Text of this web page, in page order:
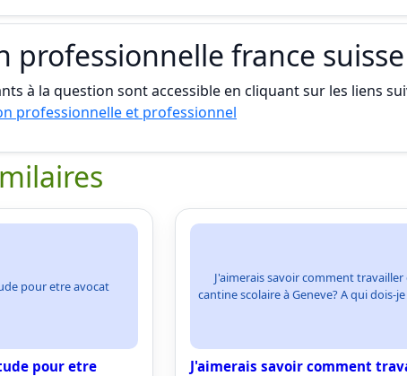
professionnelle france
à la question sont accessible en cliquant sur les liens
professionnelle et professionnel
pour etre avocat
pour etre
J'aimerais savoir comment travailler
cantine scolaire à Geneve? A qui dois-
J'aimerais savoir comment